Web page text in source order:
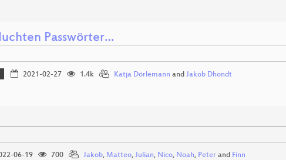
Passwörter…
2021-02-27 1.4k Katja Dörlemann and Jakob Dhondt
06-19 700 Jakob, Matteo, Julian, Nico, Noah, Peterand Finn